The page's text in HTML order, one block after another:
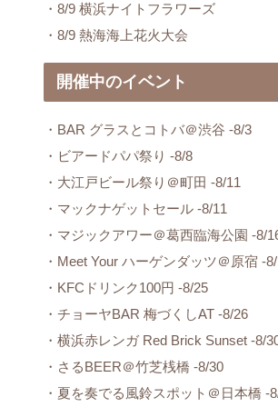
・8/9 横浜ナイトフラワーズ
・8/9 熱海海上花火大会
開催中のイベント
・BAR グラスとコトバ＠渋谷 -8/3
・ビアードパパ祭り -8/8
・大江戸ビール祭り＠町田 -8/11
・マックナゲットセール -8/11
・マジックアワー＠葛西臨海公園 -8/
・Meet Your ハーゲンダッツ＠原宿 -
・KFCドリンク100円 -8/25
・チョーヤBAR 梅づくしAT -8/26
・横浜赤レンガ Red Brick Sunset -8/
・さるBEER＠竹芝桟橋 -8/30
・夏を奏でる風鈴スポット＠日本橋 -